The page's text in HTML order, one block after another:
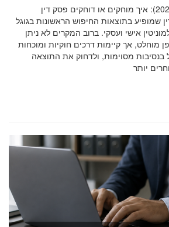
הסרת פסקי דין מגוגל (2026): איך מוחקים או דוחקים פסק דין
שמופיע בתוצאות החיפוש הראשונות בגוגל
אישי ועסקי. ברוב המקרים לא ניתן
מוחלט, אך קיימות דרכים חוקיות ומוכחות
מסוימות, ולדחוק את התוצאה